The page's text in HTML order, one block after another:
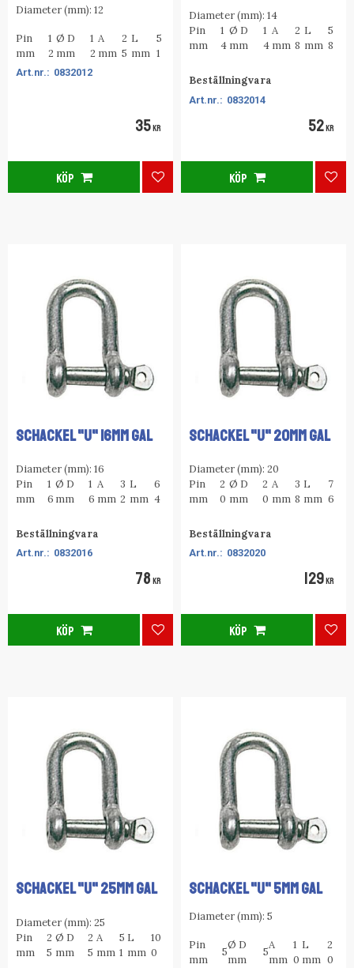
Diameter (mm): 12
Pin
mm
1
2
Ø D
mm
1
2
A
mm
2
5
L
mm
5
1
0832012
35KR
Lägg till i favoriter
KÖP
Diameter (mm): 14
Pin
mm
1
4
Ø D
mm
1
4
A
mm
2
8
L
mm
5
8
Beställningvara
0832014
52KR
KÖP
SCHACKEL "U" 16MM GAL
Diameter (mm): 16
Pin
mm
1
6
Ø D
mm
1
6
A
mm
3
2
L
mm
6
4
Beställningvara
0832016
78 KR
Lägg till i favoriter
KÖP
SCHACKEL "U" 20MM GAL
Diameter (mm): 20
Pin
mm
2
0
Ø D
mm
2
0
A
mm
3
8
L
mm
7
6
Beställningvara
0832020
129 KR
KÖP
SCHACKEL "U" 25MM GAL
Diameter (mm): 25
Pin
mm
2
5
Ø D
mm
2
5
A
mm
5
1
L
mm
10
0
SCHACKEL "U" 5MM GAL
Diameter (mm): 5
Pin
mm
5
Ø D
mm
5
A
mm
1
0
L
mm
2
0